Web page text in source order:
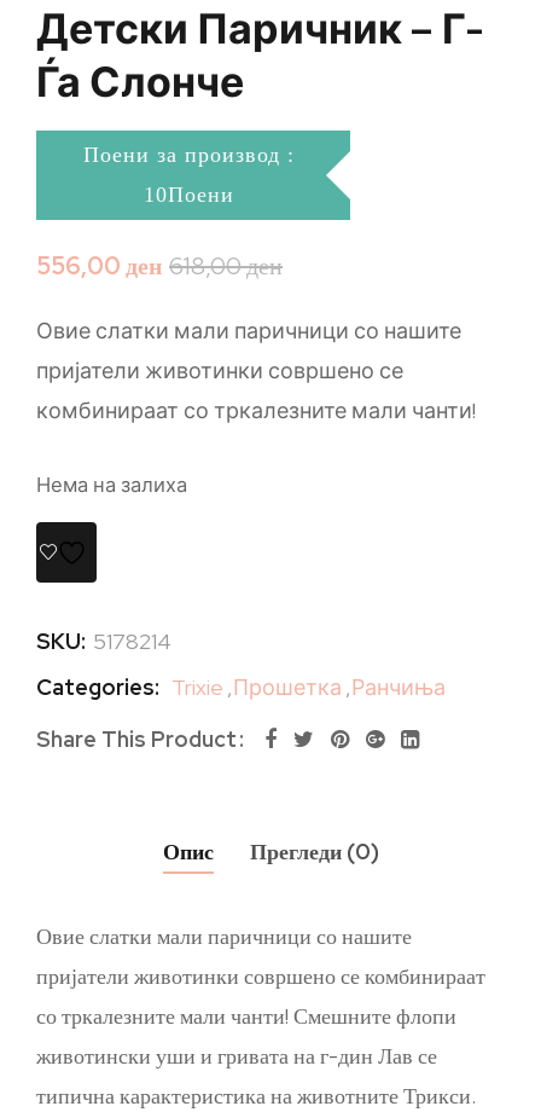
Детски Паричник – Г-
Ѓа Слонче
Поени за производ :
10Поени
618,00ден
556,00ден
Овие слатки мали паричници со нашите
пријатели животинки совршено се
комбинираат со тркалезните мали чанти!
Нема на залиха
SKU: 5178214
Categories: Trixie ,Прошетка ,Ранчиња
Share This Product
Опис Прегледи (0)
Овие слатки мали паричници со нашите
пријатели животинки совршено се комбинираат
со тркалезните мали чанти! Смешните флопи
животински уши и гривата на г-дин Лав се
типична карактеристика на животните Трикси.